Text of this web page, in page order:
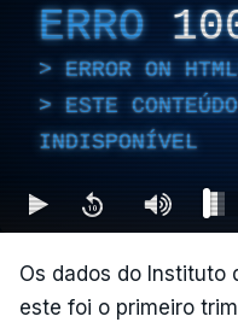
ERRO
ERROR ON
ESTE
INDISPONÍVEL
Os dados do Instituto
este foi o primeiro